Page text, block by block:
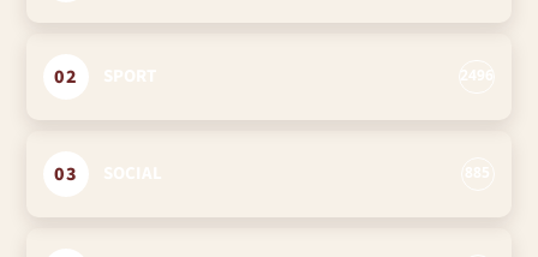
02
03